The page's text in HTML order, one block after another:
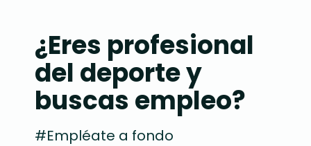
¿Eres profesional
del deporte y
buscas empleo?
#Empléate a fondo